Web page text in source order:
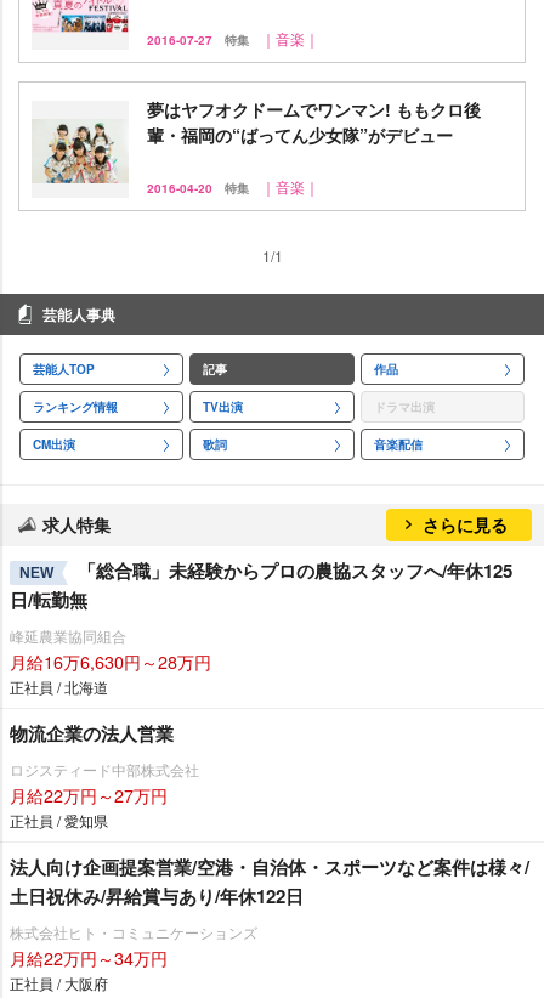
2016-07-27 特集 ｜音楽｜
夢はヤフオクドームでワンマン! ももクロ後
輩・福岡の“ばってん少女隊”がデビュー
2016-04-20 特集 ｜音楽｜
1/1
芸能人事典
芸能人TOP 記事 作品
ランキング情報 TV出演 ドラマ出演
CM出演 歌詞 音楽配信
求人特集 さらに見る
NEW
「総合職」未経験からプロの農協スタッフへ/年休125
日/転勤無
峰延農業協同組合
月給16万6,630円～28万円
正社員 / 北海道
物流企業の法人営業
ロジスティード中部株式会社
月給22万円～27万円
正社員 / 愛知県
法人向け企画提案営業/空港・自治体・スポーツなど案件は様々/
土日祝休み/昇給賞与あり/年休122日
株式会社ヒト・コミュニケーションズ
月給22万円～34万円
正社員 / 大阪府